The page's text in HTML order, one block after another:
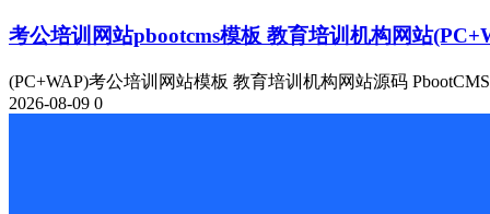
考公培训网站pbootcms模板 教育培训机构网站
(PC+WAP)考公培训网站模板 教育培训机构网站源码
2026-08-09 0